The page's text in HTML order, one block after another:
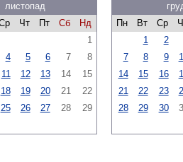
листопад
Чт Пт Сб
Нд
1
4 5 6 7
8
11 12 13 14
15
18 19 20 21
22
25 26 27 28
29
Пн
Вт Ср
1
2
7
8 9
14
15 16
21
22 23
28
29 30